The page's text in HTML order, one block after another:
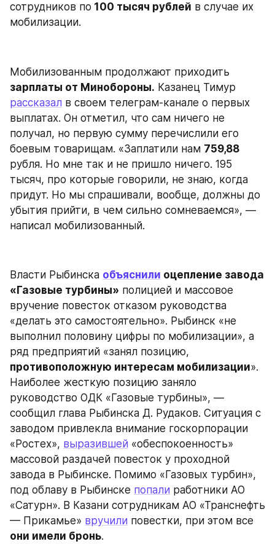
сотрудников по 100 тысяч рублей в случае их
мобилизации.
зарплаты от Минобороны.
рассказал в своем телеграм-канале о первых
выплатах. Он отметил, что сам ничего не
получал, но первую сумму перечислили его
боевым товарищам. «Заплатили нам 759,88
рубля. Но мне так и не пришло ничего. 195
тысяч, про которые говорили, не знаю, когда
придут. Но мы спрашивали, вообще, должны до
убытия прийти, в чем сильно сомневаемся», —
написал мобилизованный.
Власти Рыбинска объяснили оцепление завода
«Газовые турбины» полицией и массовое
вручение повесток отказом руководства
«делать это самостоятельно». Рыбинск «не
выполнил половину цифры по мобилизации», а
противоположную интересам мобилизации».
Наиболее жесткую позицию заняло
руководство ОДК «Газовые турбины», —
сообщил глава Рыбинска Д. Рудаков. Ситуация с
заводом привлекла внимание госкорпорации
«Ростех», выразившей «обеспокоенность»
массовой раздачей повесток у проходной
завода в Рыбинске. Помимо «Газовых турбин»,
под облаву в Рыбинске попали работники АО
«Сатурн». В Казани сотрудникам АО «Транснефть
— Прикамье» вручили
они имели бронь.